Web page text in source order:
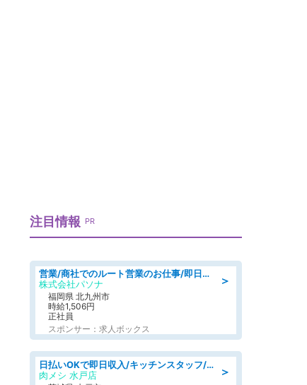
注目情報 PR
＞
営業/商社でのルート営業のお仕事/即日勤務可/車通勤可/営業
株式会社パソナ
福岡県 北九州市
時給1,506円
正社員
スポンサー：求人ボックス
＞
日払いOKで即日収入/キッチンスタッフ/「原付免許必須」デリバリー業務など、自己成長可能な幅広い仕事に挑戦!髪型自由&ピアス・ネイルOK/茨城県/水戸市
肉メシ 水戸店